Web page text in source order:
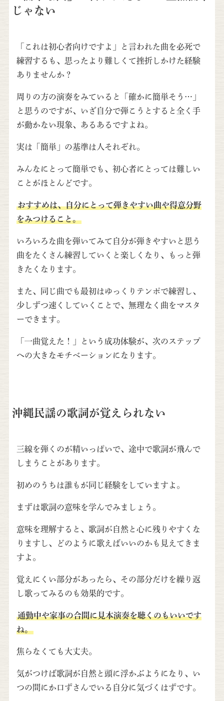
じゃない
「これは初心者向けですよ」と言われた曲を必死で
練習するも、思ったより難しくて挫折しかけた経験
ありませんか？
周りの方の演奏をみていると「確かに簡単そう…」
と思うのですが、いざ自分で弾こうとすると全く手
が動かない現象、あるあるですよね。
実は「簡単」の基準は人それぞれ。
みんなにとって簡単でも、初心者にとっては難しい
ことがほとんどです。
おすすめは、自分にとって弾きやすい曲や得意分野
をみつけること。
いろいろな曲を弾いてみて自分が弾きやすいと思う
曲をたくさん練習していくと楽しくなり、もっと弾
きたくなります。
また、同じ曲でも最初はゆっくりテンポで練習し、
少しずつ速くしていくことで、無理なく曲をマスタ
ーできます。
「一曲覚えた！」という成功体験が、次のステップ
への大きなモチベーションになります。
沖縄民謡の歌詞が覚えられない
三線を弾くのが精いっぱいで、途中で歌詞が飛んで
しまうことがあります。
初めのうちは誰もが同じ経験をしていますよ。
まずは歌詞の意味を学んでみましょう。
意味を理解すると、歌詞が自然と心に残りやすくな
りますし、どのように歌えばいいのかも見えてきま
すよ。
覚えにくい部分があったら、その部分だけを繰り返
し歌ってみるのも効果的です。
通勤中や家事の合間に見本演奏を聴くのもいいです
ね。
焦らなくても大丈夫。
気がつけば歌詞が自然と頭に浮かぶようになり、い
つの間にか口ずさんでいる自分に気づくはずです。